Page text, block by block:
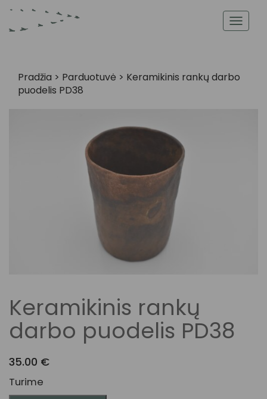
Pradžia > Parduotuvė > Keramikinis rankų darbo
puodelis PD38
Keramikinis rankų
darbo puodelis PD38
35.00 €
Turime